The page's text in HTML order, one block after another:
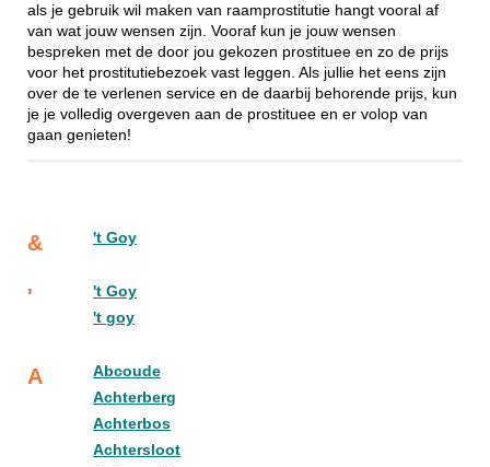
als je gebruik wil maken van raamprostitutie hangt vooral af
van wat jouw wensen zijn. Vooraf kun je jouw wensen
bespreken met de door jou gekozen prostituee en zo de prijs
voor het prostitutiebezoek vast leggen. Als jullie het eens zijn
over de te verlenen service en de daarbij behorende prijs, kun
je je volledig overgeven aan de prostituee en er volop van
gaan genieten!
& 't Goy
'
't Goy
't goy
A
Abcoude
Achterberg
Achterbos
Achtersloot